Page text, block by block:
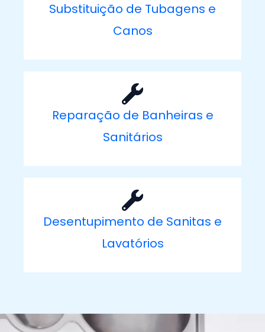
Substituição de Tubagens e
Canos
Reparação de Banheiras e
Sanitários
Desentupimento de Sanitas e
Lavatórios